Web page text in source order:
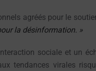
agréés pour le
la désinformation. »
sociale et un
tendances virales